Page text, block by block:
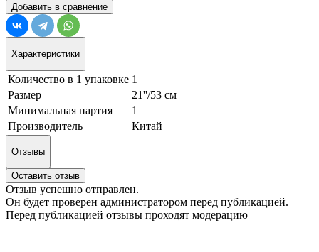
Добавить в сравнение
Характеристики
Количество в 1 упаковке 1
Размер
21''/53 см
Минимальная партия
1
Производитель
Китай
Отзывы
Оставить отзыв
Отзыв успешно отправлен.
Он будет проверен администратором перед публикацией.
Перед публикацией отзывы проходят модерацию